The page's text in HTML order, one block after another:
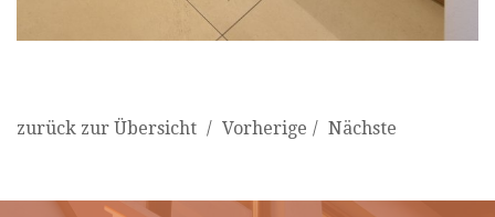
zurück zur Übersicht Vorherige Nächste